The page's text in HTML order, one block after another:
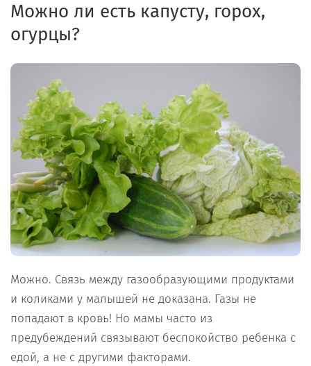
Можно ли есть капусту, горох,
огурцы?
Можно. Связь между газообразующими продуктами
и коликами у малышей не доказана. Газы не
попадают в кровь! Но мамы часто из
предубеждений связывают беспокойство ребенка с
едой, а не с другими факторами.